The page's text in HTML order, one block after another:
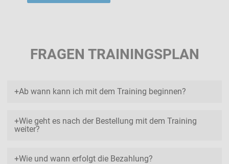
FRAGEN TRAININGSPLAN
Ab wann kann ich mit dem Training beginnen?
Wie geht es nach der Bestellung mit dem Training
weiter?
Wie und wann erfolgt die Bezahlung?